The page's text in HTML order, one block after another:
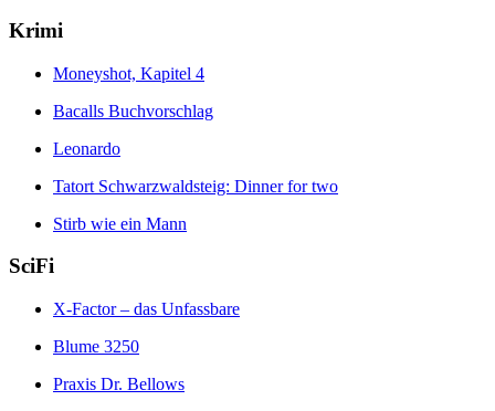
Krimi
Moneyshot, Kapitel 4
Bacalls Buchvorschlag
Leonardo
Tatort Schwarzwaldsteig: Dinner for two
Stirb wie ein Mann
SciFi
X-Factor – das Unfassbare
Blume 3250
Praxis Dr. Bellows